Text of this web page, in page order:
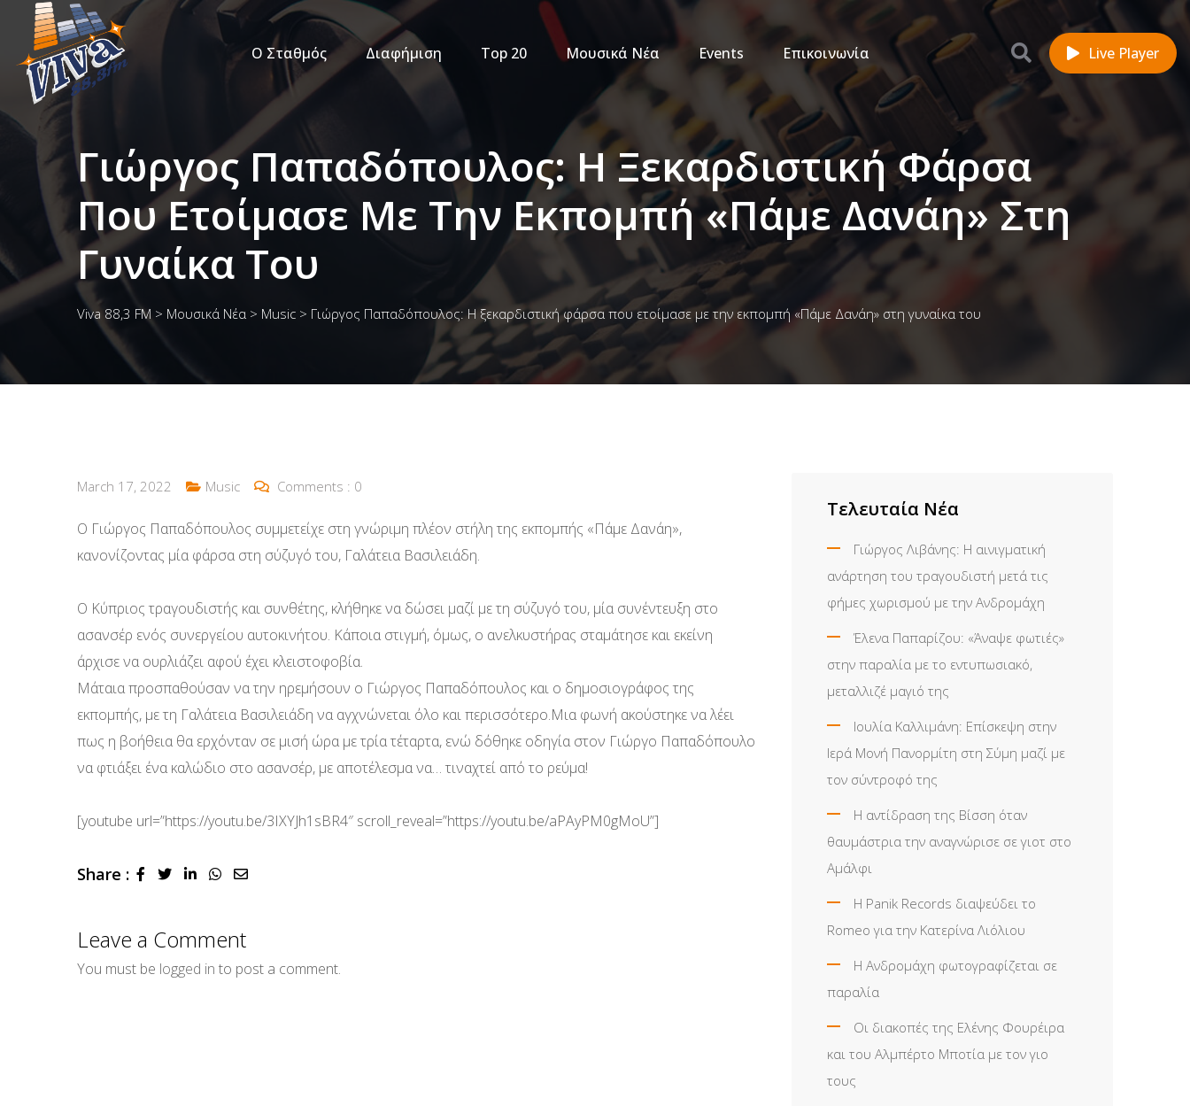
Ο Σταθμός Διαφήμιση Top 20 Μουσικά Νέα Events Επικοινωνία Live Player
Γιώργος Παπαδόπουλος: Η Ξεκαρδιστική Φάρσα
Που Ετοίμασε Με Την Εκπομπή «Πάμε Δανάη» Στη
Γυναίκα Του
Viva 88,3 FM > Μουσικά Νέα > Music > Γιώργος Παπαδόπουλος: Η ξεκαρδιστική φάρσα που ετοίμασε με την εκπομπή «Πάμε Δανάη» στη γυναίκα του
March 17, 2022 Music Comments : 0
Ο Γιώργος Παπαδόπουλος συμμετείχε στη γνώριμη πλέον στήλη της εκπομπής «Πάμε Δανάη»,
κανονίζοντας μία φάρσα στη σύζυγό του, Γαλάτεια Βασιλειάδη.
Ο Κύπριος τραγουδιστής και συνθέτης, κλήθηκε να δώσει μαζί με τη σύζυγό του, μία συνέντευξη στο
ασανσέρ ενός συνεργείου αυτοκινήτου. Κάποια στιγμή, όμως, ο ανελκυστήρας σταμάτησε και εκείνη
άρχισε να ουρλιάζει αφού έχει κλειστοφοβία.
Μάταια προσπαθούσαν να την ηρεμήσουν ο Γιώργος Παπαδόπουλος και ο δημοσιογράφος της
εκπομπής, με τη Γαλάτεια Βασιλειάδη να αγχνώνεται όλο και περισσότερο.Μια φωνή ακούστηκε να λέει
πως η βοήθεια θα ερχόνταν σε μισή ώρα με τρία τέταρτα, ενώ δόθηκε οδηγία στον Γιώργο Παπαδόπουλο
να φτιάξει ένα καλώδιο στο ασανσέρ, με αποτέλεσμα να… τιναχτεί από το ρεύμα!
[youtube url=”https://youtu.be/3IXYJh1sBR4″ scroll_reveal=”https://youtu.be/aPAyPM0gMoU”]
Share : LinkedInWhatsapp
Share
Leave a Comment
You must be logged in to post a comment.
Τελευταία Νέα
Γιώργος Λιβάνης: Η αινιγματική
ανάρτηση του τραγουδιστή μετά τις
φήμες χωρισμού με την Ανδρομάχη
Έλενα Παπαρίζου: «Άναψε φωτιές»
στην παραλία με το εντυπωσιακό,
μεταλλιζέ μαγιό της
Ιουλία Καλλιμάνη: Επίσκεψη στην
Ιερά Μονή Πανορμίτη στη Σύμη μαζί με
τον σύντροφό της
Η αντίδραση της Βίσση όταν
θαυμάστρια την αναγνώρισε σε γιοτ στο
Αμάλφι
Η Panik Records διαψεύδει το
Romeo για την Κατερίνα Λιόλιου
Η Ανδρομάχη φωτογραφίζεται σε
παραλία
Οι διακοπές της Ελένης Φουρέιρα
και του Αλμπέρτο Μποτία με τον γιο
τους